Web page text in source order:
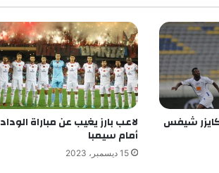
شيفس لاعب بارز يغيب عن مباراة الوداد
أمام سيمبا
15 ديسمبر، 2023